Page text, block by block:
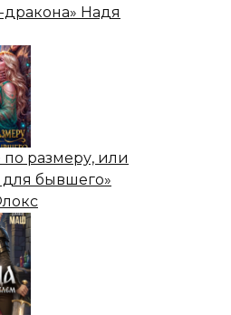
дракона» Надя
размеру, или
бывшего»